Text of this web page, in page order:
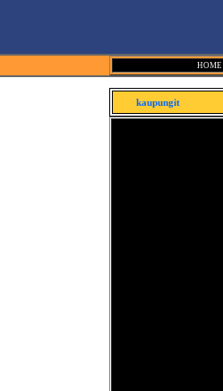
HOME
kaupungit